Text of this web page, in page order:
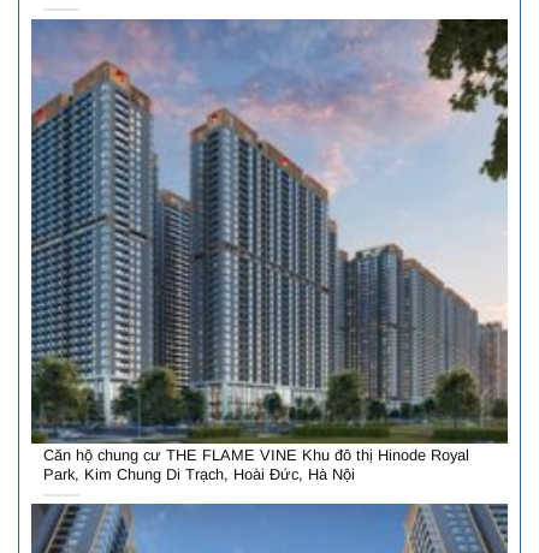
Căn hộ chung cư THE FLAME VINE Khu đô thị Hinode Royal
Park, Kim Chung Di Trạch, Hoài Đức, Hà Nội